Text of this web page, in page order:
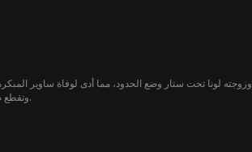
وزوجته لونا تحت ستار وضع الحدود، مما أدى لوفاة ساوير
وتقطع صلتها بابنها الجاحد، لتتبرع في النهاية بثروتها للأعمال الخيرية.